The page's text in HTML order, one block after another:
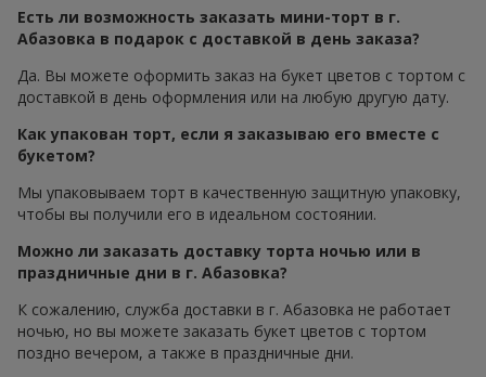
Есть ли возможность заказать мини-торт в г.
Абазовка в подарок с доставкой в день заказа?
Да. Вы можете оформить заказ на букет цветов с тортом с
доставкой в день оформления или на любую другую дату.
Как упакован торт, если я заказываю его вместе с
букетом?
Мы упаковываем торт в качественную защитную упаковку,
чтобы вы получили его в идеальном состоянии.
Можно ли заказать доставку торта ночью или в
праздничные дни в г. Абазовка?
К сожалению, служба доставки в г. Абазовка не работает
ночью, но вы можете заказать букет цветов с тортом
поздно вечером, а также в праздничные дни.